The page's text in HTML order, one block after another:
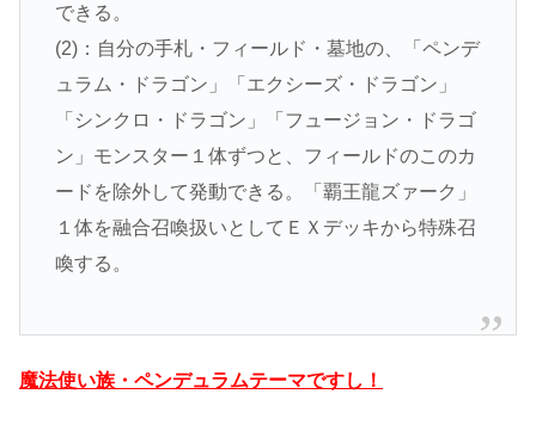
できる。
(2)：自分の手札・フィールド・墓地の、「ペンデ
ュラム・ドラゴン」「エクシーズ・ドラゴン」
「シンクロ・ドラゴン」「フュージョン・ドラゴ
ン」モンスター１体ずつと、フィールドのこのカ
ードを除外して発動できる。「覇王龍ズァーク」
１体を融合召喚扱いとしてＥＸデッキから特殊召
喚する。
魔法使い族・ペンデュラムテーマですし！